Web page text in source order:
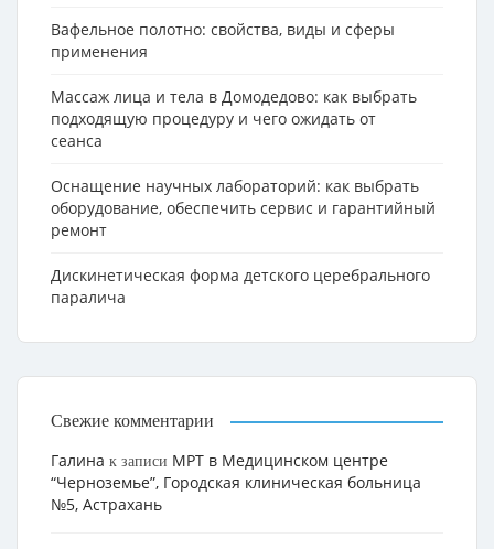
Вафельное полотно: свойства, виды и сферы
применения
Массаж лица и тела в Домодедово: как выбрать
подходящую процедуру и чего ожидать от
сеанса
Оснащение научных лабораторий: как выбрать
оборудование, обеспечить сервис и гарантийный
ремонт
Дискинетическая форма детского церебрального
паралича
Свежие комментарии
Галина к записи МРТ в Медицинском центре
“Черноземье”, Городская клиническая больница
№5, Астрахань